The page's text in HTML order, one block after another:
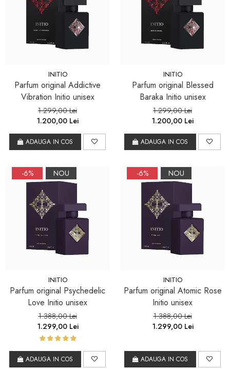
INITIO
Parfum original Addictive
Vibration Initio unisex
1.299,00 Lei
1.200,00 Lei
ADAUGA IN COS
INITIO
Parfum original Blessed
Baraka Initio unisex
1.299,00 Lei
1.200,00 Lei
ADAUGA IN COS
-6% NOU
INITIO
Parfum original Psychedelic
Love Initio unisex
1.388,00 Lei
1.299,00 Lei
ADAUGA IN COS
-6% NOU
INITIO
Parfum original Atomic Rose
Initio unisex
1.388,00 Lei
1.299,00 Lei
ADAUGA IN COS